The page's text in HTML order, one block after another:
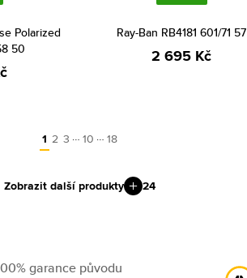
Polarized
50
Ray-Ban RB4181 601/71 57
2 695 Kč
1 2 3 … 10 … 18
Zobrazit další produkty 24
garance původu